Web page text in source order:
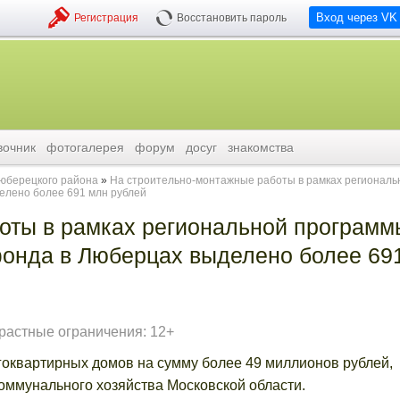
Вход через VK
Регистрация Восстановить пароль
фотогалерея форум досуг знакомства
района
На строительно-монтажные работы в рамках
более 691 млн рублей
в рамках региональной
в Люберцах выделено более
ограничения: 12+
домов на сумму более 49 миллионов рублей,
хозяйства Московской области.